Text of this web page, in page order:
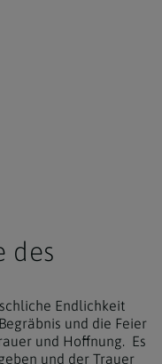
des
Endlichkeit
und die Feier
und Hoffnung. Es
und der Trauer